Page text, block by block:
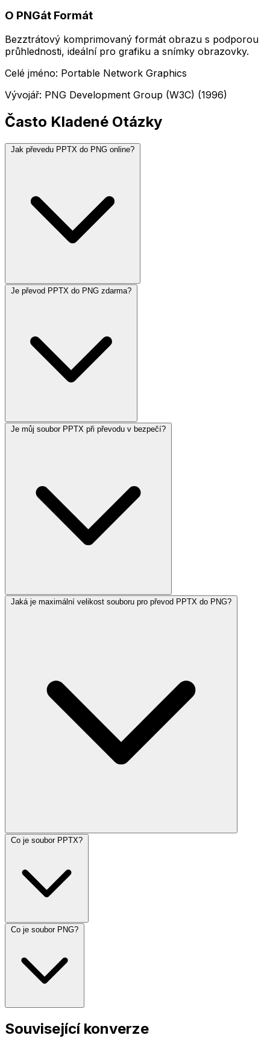
O PNGát Formát
Bezztrátový komprimovaný formát obrazu s podporou
průhlednosti, ideální pro grafiku a snímky obrazovky.
Celé jméno: Portable Network Graphics
Vývojář: PNG Development Group (W3C) (1996)
Často Kladené Otázky
Jak převedu PPTX do PNG online?
Je převod PPTX do PNG zdarma?
Je můj soubor PPTX při převodu v bezpečí?
Jaká je maximální velikost souboru pro převod PPTX do PNG?
Co je soubor PPTX?
Co je soubor PNG?
Související konverze